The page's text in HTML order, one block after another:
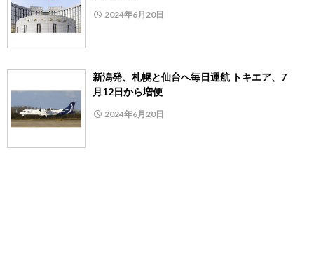
2024年6月20日
新潟発、札幌と仙台へ毎日運航 トキエア、7
月12日から増便
2024年6月20日